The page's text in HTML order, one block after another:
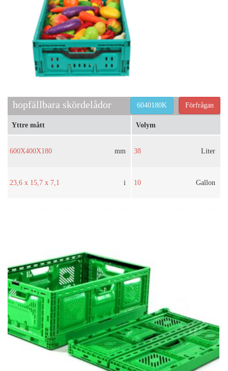
hopfällbara skördelådor Förfrågan
6040180K
Yttre mått
600X400X180 mm
23,6 x 15,7 x 7,1 i
Volym
38 Liter
10 Gallon